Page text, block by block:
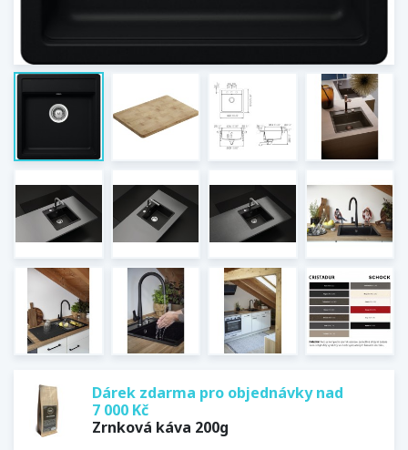
Dárek zdarma pro objednávky nad
7 000 Kč
Zrnková káva 200g